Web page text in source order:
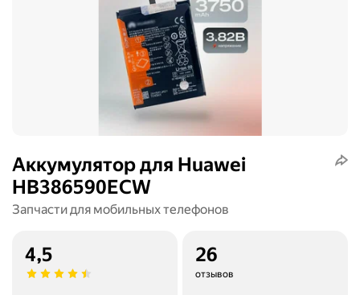
Аккумулятор для Huawei
HB386590ECW
Запчасти для мобильных телефонов
4,5 26
отзывов